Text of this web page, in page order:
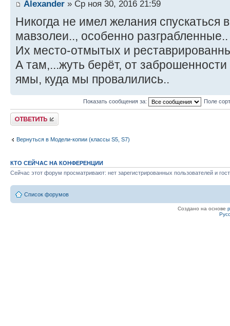
Alexander » Ср ноя 30, 2016 21:59
Никогда не имел желания спускаться
мавзолеи.., особенно
Их место-отмытых и
А там,...жуть берёт, от
ямы, куда мы провалились..
Показать сообщения за: Поле
Ответить
Вернуться в Модели-копии (классы S5, S7)
КТО СЕЙЧАС НА КОНФЕРЕНЦИИ
Сейчас этот форум просматривают: нет зарегистрированных пользователей и
Список форумов
Создано на основе